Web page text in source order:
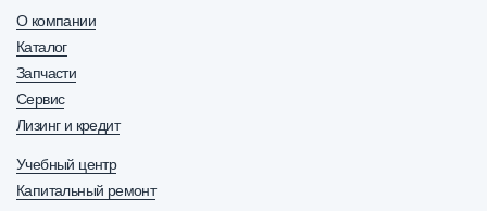
О компании
Каталог
Запчасти
Сервис
Лизинг и кредит
Учебный центр
Капитальный ремонт